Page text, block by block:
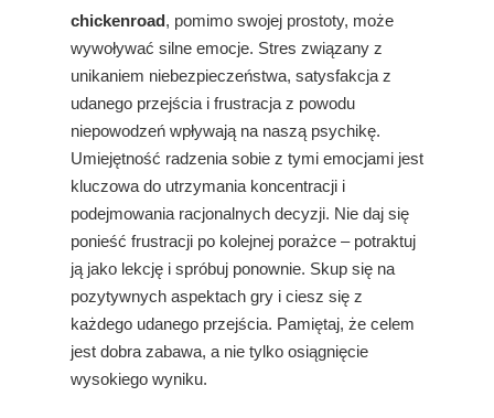
chickenroad, pomimo swojej prostoty, może
wywoływać silne emocje. Stres związany z
unikaniem niebezpieczeństwa, satysfakcja z
udanego przejścia i frustracja z powodu
niepowodzeń wpływają na naszą psychikę.
Umiejętność radzenia sobie z tymi emocjami jest
kluczowa do utrzymania koncentracji i
podejmowania racjonalnych decyzji. Nie daj się
ponieść frustracji po kolejnej porażce – potraktuj
ją jako lekcję i spróbuj ponownie. Skup się na
pozytywnych aspektach gry i ciesz się z
każdego udanego przejścia. Pamiętaj, że celem
jest dobra zabawa, a nie tylko osiągnięcie
wysokiego wyniku.